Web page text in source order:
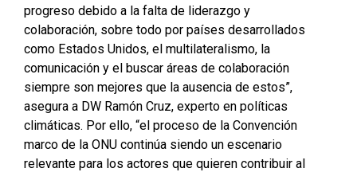
progreso debido a la falta de liderazgo y
colaboración, sobre todo por países desarrollados
como Estados Unidos, el multilateralismo, la
comunicación y el buscar áreas de colaboración
siempre son mejores que la ausencia de estos”,
asegura a DW Ramón Cruz, experto en políticas
climáticas. Por ello, “el proceso de la Convención
marco de la ONU continúa siendo un escenario
relevante para los actores que quieren contribuir al